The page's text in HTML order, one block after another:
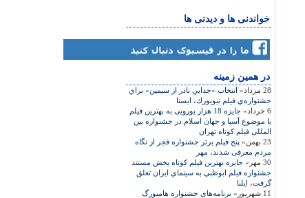
خواندنی ها و دیدنی ها
در همين زمينه
28 مرداد»
انتخاب «جدايي نادر از سيمين» براي
جشنواره‌ي فيلم نيويورك، ایسنا
6 خرداد»
جایزه 18 هزار یورویی به بهترین فیلم
با موضوع آسیا و جهان اسلام در جشنواره بین
المللی فیلم کوتاه تهران
23 بهمن»
پنج فیلم برتر جشنواره فجر از نگاه
مردم معرفی شدند، مهر
30 مهر»
جايزه بهترين فيلم کوتاه بخش مستند
جشنواره فيلم ابوظبي به سينماي ايران تعلق
گرفت، ایلنا
11 شهریور»
برنامه‌های جشنواره هامبورگ